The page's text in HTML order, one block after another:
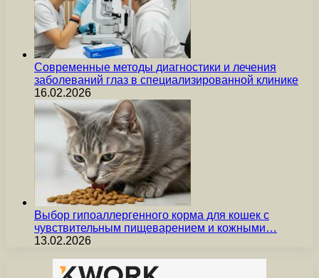
Современные методы диагностики и лечения
заболеваний глаз в специализированной клинике
16.02.2026
Выбор гипоаллергенного корма для кошек с
чувствительным пищеварением и кожными…
13.02.2026